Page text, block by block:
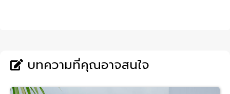
บทความที่คุณอาจสนใจ